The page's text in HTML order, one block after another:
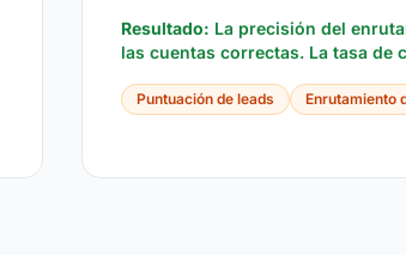
Resultado: La precisión del
las cuentas correctas. La tasa de
Puntuación de leads Enrutamiento